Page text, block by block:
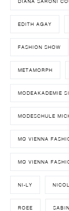
EDITH AGAY
FASHION SHOW
METAMORPH
MODEAKADEMIE
MODESCHULE
MQ VIENNA
MQ VIENNA
NI-LY
ROEE